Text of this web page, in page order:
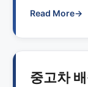
Read More→
중고차